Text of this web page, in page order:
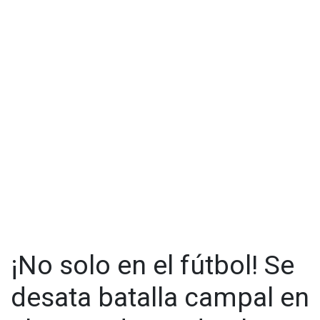
¡No solo en el fútbol! Se
desata batalla campal en